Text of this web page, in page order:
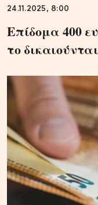
24.11.2025, 8:00
Επίδομα 400
το δικαιούνται